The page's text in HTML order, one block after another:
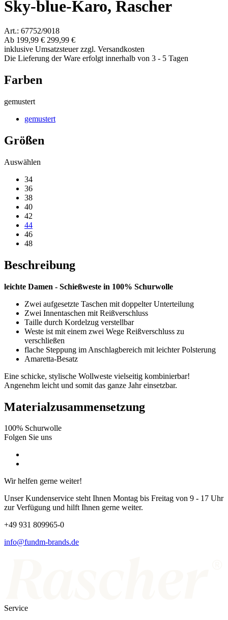
Sky-blue-Karo, Rascher
Art.: 67752/9018
Ab 199,99 € 299,99 €
inklusive Umsatzsteuer zzgl. Versandkosten
Die Lieferung der Ware erfolgt innerhalb von 3 - 5 Tagen
Farben
gemustert
gemustert
Größen
Auswählen
34
36
38
40
42
44
46
48
Beschreibung
leichte Damen - Schießweste in 100% Schurwolle
Zwei aufgesetzte Taschen mit doppelter Unterteilung
Zwei Innentaschen mit Reißverschluss
Taille durch Kordelzug verstellbar
Weste ist mit einem zwei Wege Reißverschluss zu
verschließen
flache Steppung im Anschlagbereich mit leichter Polsterung
Amaretta-Besatz
Eine schicke, stylische Wollweste vielseitig kombinierbar!
Angenehm leicht und somit das ganze Jahr einsetzbar.
Materialzusammensetzung
100% Schurwolle
Folgen Sie uns
Wir helfen gerne weiter!
Unser Kundenservice steht Ihnen Montag bis Freitag von 9 - 17 Uhr
zur Verfügung und hilft Ihnen gerne weiter.
+49 931 809965-0
info@fundm-brands.de
Service